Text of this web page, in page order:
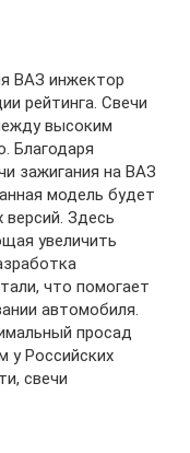
ВАЗ инжектор
рейтинга. Свечи
высоким
Благодаря
зажигания на ВАЗ
модель будет
версий. Здесь
увеличить
что помогает
автомобиля.
просад
у Российских
свечи